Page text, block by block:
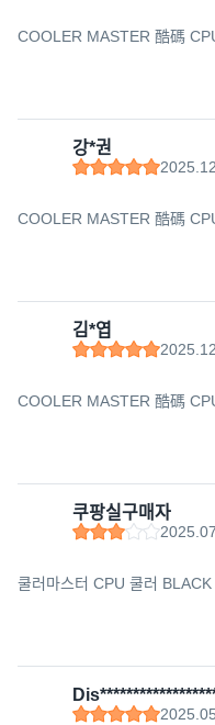
COOLER MASTER 酷碼
강*권
COOLER MASTER 酷碼
김*엽
COOLER MASTER 酷碼
쿠팡실구매자
쿨러마스터 CPU 쿨러